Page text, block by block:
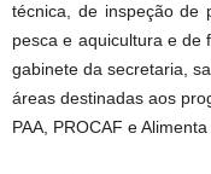
técnica, de inspeção de
pesca e aquicultura e de
gabinete da secretaria,
áreas destinadas aos
PAA, PROCAF e